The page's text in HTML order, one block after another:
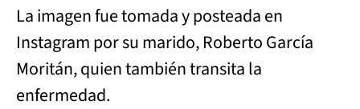
La imagen fue tomada y posteada en
Instagram por su marido, Roberto García
Moritán, quien también transita la
enfermedad.